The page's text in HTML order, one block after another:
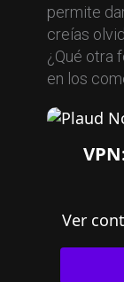
permite
creías
¿Qué otra
en los
Ver